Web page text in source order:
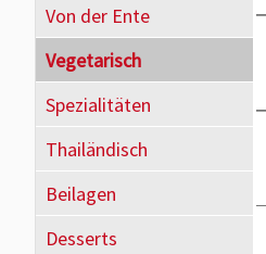
Von der Ente
Vegetarisch
Spezialitäten
Thailändisch
Beilagen
Desserts